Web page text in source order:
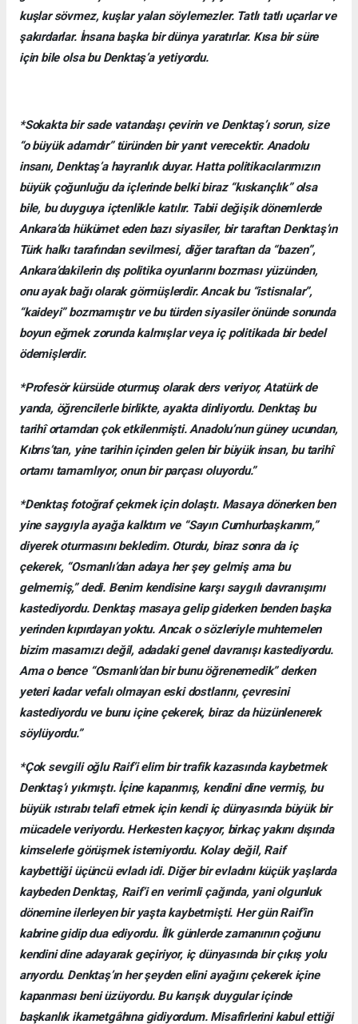
kuşlar sövmez, kuşlar yalan söylemezler. Tatlı tatlı uçarlar ve
şakırdarlar. İnsana başka bir dünya yaratırlar. Kısa bir süre
için bile olsa bu Denktaş’a yetiyordu.
*Sokakta bir sade vatandaşı çevirin ve Denktaş’ı sorun, size
“o büyük adamdır” türünden bir yanıt verecektir. Anadolu
insanı, Denktaş’a hayranlık duyar. Hatta politikacılarımızın
büyük çoğunluğu da içlerinde belki biraz “kıskançlık” olsa
bile, bu duyguya içtenlikle katılır. Tabii değişik dönemlerde
Ankara’da hükümet eden bazı siyasiler, bir taraftan Denktaş’ın
Türk halkı tarafından sevilmesi, diğer taraftan da “bazen”,
Ankara’dakilerin dış politika oyunlarını bozması yüzünden,
onu ayak bağı olarak görmüşlerdir. Ancak bu “istisnalar”,
“kaideyi” bozmamıştır ve bu türden siyasiler önünde sonunda
boyun eğmek zorunda kalmışlar veya iç politikada bir bedel
ödemişlerdir.
*Profesör kürsüde oturmuş olarak ders veriyor, Atatürk de
yanda, öğrencilerle birlikte, ayakta dinliyordu. Denktaş bu
tarihî ortamdan çok etkilenmişti. Anadolu’nun güney ucundan,
Kıbrıs’tan, yine tarihin içinden gelen bir büyük insan, bu tarihî
ortamı tamamlıyor, onun bir parçası oluyordu.”
*Denktaş fotoğraf çekmek için dolaştı. Masaya dönerken ben
yine saygıyla ayağa kalktım ve “Sayın Cumhurbaşkanım,”
diyerek oturmasını bekledim. Oturdu, biraz sonra da iç
çekerek, “Osmanlı’dan adaya her şey gelmiş ama bu
gelmemiş,” dedi. Benim kendisine karşı saygılı davranışımı
kastediyordu. Denktaş masaya gelip giderken benden başka
yerinden kıpırdayan yoktu. Ancak o sözleriyle muhtemelen
bizim masamızı değil, adadaki genel davranışı kastediyordu.
Ama o bence “Osmanlı’dan bir bunu öğrenemedik” derken
yeteri kadar vefalı olmayan eski dostlarını, çevresini
kastediyordu ve bunu içine çekerek, biraz da hüzünlenerek
söylüyordu.”
*Çok sevgili oğlu Raif’i elim bir trafik kazasında kaybetmek
Denktaş’ı yıkmıştı. İçine kapanmış, kendini dine vermiş, bu
büyük ıstırabı telafi etmek için kendi iç dünyasında büyük bir
mücadele veriyordu. Herkesten kaçıyor, birkaç yakını dışında
kimselerle görüşmek istemiyordu. Kolay değil, Raif
kaybettiği üçüncü evladı idi. Diğer bir evladını küçük yaşlarda
kaybeden Denktaş, Raif’i en verimli çağında, yani olgunluk
dönemine ilerleyen bir yaşta kaybetmişti. Her gün Raif’in
kabrine gidip dua ediyordu. İlk günlerde zamanının çoğunu
kendini dine adayarak geçiriyor, iç dünyasında bir çıkış yolu
arıyordu. Denktaş’ın her şeyden elini ayağını çekerek içine
kapanması beni üzüyordu. Bu karışık duygular içinde
başkanlık ikametgâhına gidiyordum. Misafirlerini kabul ettiği